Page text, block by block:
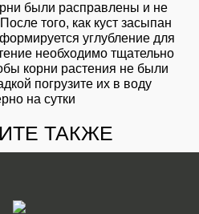
были расправлены и не
того, как куст засыпан
углубление для
необходимо тщательно
корни растения не были
погрузите их в воду
на сутки
ТАКЖЕ